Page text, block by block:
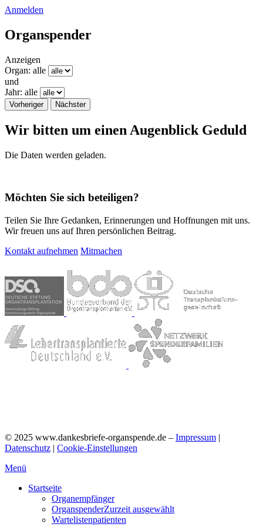
Anmelden
Organspender
Anzeigen
Organ: alle
und
Jahr: alle
Vorheriger Nächster
​Wir bitten um einen Augenblick Geduld
Die Daten werden geladen.
Möchten Sie sich beteiligen?
Teilen Sie Ihre Gedanken, Erinnerungen und Hoffnungen mit uns.
Wir freuen uns auf Ihren persönlichen Beitrag.
Kontakt aufnehmen Mitmachen
© 2025 www.dankesbriefe-organspende.de – Impressum |
Datenschutz | Cookie-Einstellungen
Menü
Startseite
Organempfänger
OrganspenderZurzeit ausgewählt
Wartelistenpatienten